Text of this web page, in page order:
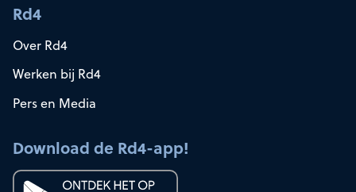
Rd4
Over Rd4
Werken bij Rd4
Pers en Media
Download de Rd4-app!